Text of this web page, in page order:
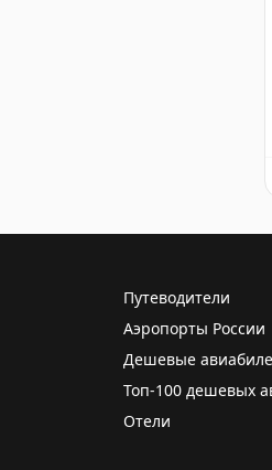
Путеводители
Аэропорты России
Дешевые
Топ-100 дешевых
Отели